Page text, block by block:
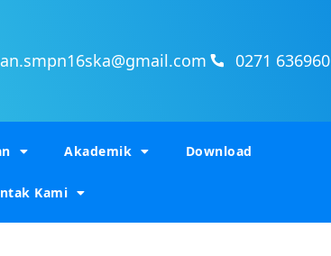
0271 636960
Akademik Download
Kami